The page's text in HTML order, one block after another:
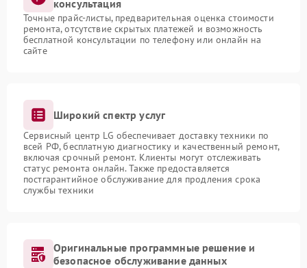
консультация
Точные прайс-листы, предварительная оценка стоимости
ремонта, отсутствие скрытых платежей и возможность
бесплатной консультации по телефону или онлайн на
сайте
Широкий спектр услуг
Сервисный центр LG обеспечивает доставку техники по
всей РФ, бесплатную диагностику и качественный ремонт,
включая срочный ремонт. Клиенты могут отслеживать
статус ремонта онлайн. Также предоставляется
постгарантийное обслуживание для продления срока
службы техники
Оригинальные программные решение и
безопасное обслуживание данных